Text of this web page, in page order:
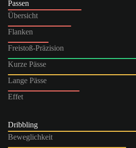
Passen
Übersicht
Flanken
Freistoß-Präzision
Kurze Pässe
Lange Pässe
Effet
Dribbling
Beweglichkeit